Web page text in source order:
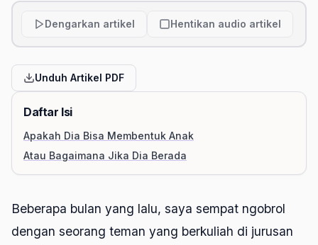
Dengarkan artikel Hentikan audio artikel
Unduh Artikel PDF
Daftar Isi
Apakah Dia Bisa Membentuk Anak
Atau Bagaimana Jika Dia Berada
Beberapa bulan yang lalu, saya sempat ngobrol
dengan seorang teman yang berkuliah di jurusan